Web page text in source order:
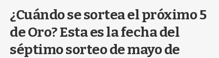
r
b
¿Cuándo se sortea el próximo 5
de Oro? Esta es la fecha del
séptimo sorteo de mayo de